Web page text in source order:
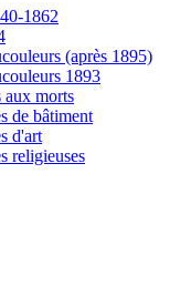
1862
(après 1895)
1893
aux morts
de bâtiment
d'art
religieuses